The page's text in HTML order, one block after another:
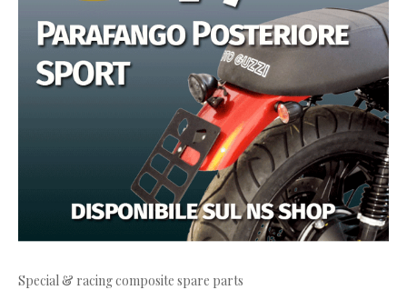
Special & racing composite spare parts